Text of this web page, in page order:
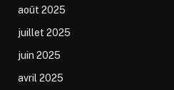
août 2025
juillet 2025
juin 2025
avril 2025